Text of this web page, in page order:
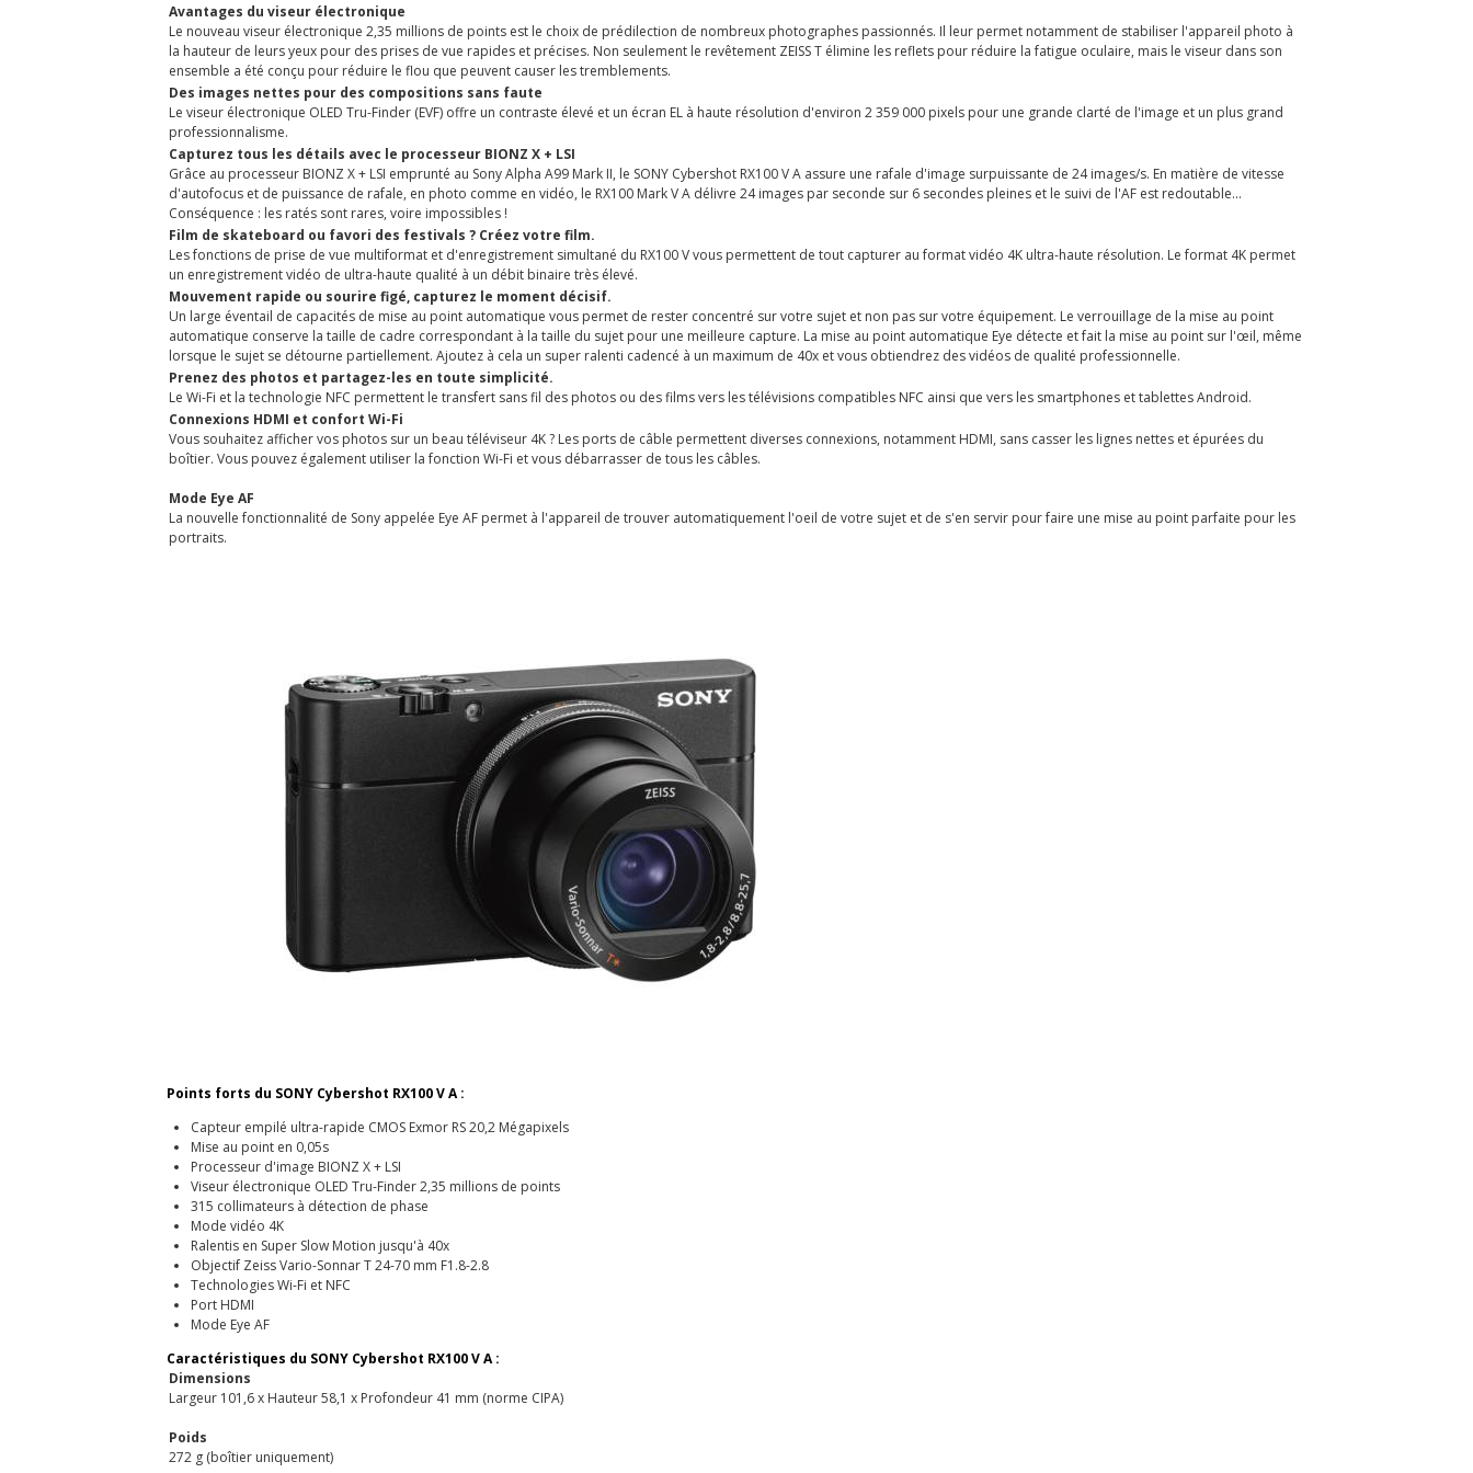
Avantages du viseur électronique
Le nouveau viseur électronique 2,35 millions de points est le choix de prédilection de nombreux photographes passionnés. Il leur permet notamment de stabiliser l'appareil photo à
la hauteur de leurs yeux pour des prises de vue rapides et précises. Non seulement le revêtement ZEISS T élimine les reflets pour réduire la fatigue oculaire, mais le viseur dans son
ensemble a été conçu pour réduire le flou que peuvent causer les tremblements.
Des images nettes pour des compositions sans faute
Le viseur électronique OLED Tru-Finder (EVF) offre un contraste élevé et un écran EL à haute résolution d'environ 2 359 000 pixels pour une grande clarté de l'image et un plus grand
professionnalisme.
Capturez tous les détails avec le processeur BIONZ X + LSI
Grâce au processeur BIONZ X + LSI emprunté au Sony Alpha A99 Mark II, le SONY Cybershot RX100 V A assure une rafale d'image surpuissante de 24 images/s. En matière de vitesse
d'autofocus et de puissance de rafale, en photo comme en vidéo, le RX100 Mark V A délivre 24 images par seconde sur 6 secondes pleines et le suivi de l'AF est redoutable...
Conséquence : les ratés sont rares, voire impossibles !
Film de skateboard ou favori des festivals ? Créez votre film.
Les fonctions de prise de vue multiformat et d'enregistrement simultané du RX100 V vous permettent de tout capturer au format vidéo 4K ultra-haute résolution. Le format 4K permet
un enregistrement vidéo de ultra-haute qualité à un débit binaire très élevé.
Mouvement rapide ou sourire figé, capturez le moment décisif.
Un large éventail de capacités de mise au point automatique vous permet de rester concentré sur votre sujet et non pas sur votre équipement. Le verrouillage de la mise au point
automatique conserve la taille de cadre correspondant à la taille du sujet pour une meilleure capture. La mise au point automatique Eye détecte et fait la mise au point sur l'œil, même
lorsque le sujet se détourne partiellement. Ajoutez à cela un super ralenti cadencé à un maximum de 40x et vous obtiendrez des vidéos de qualité professionnelle.
Prenez des photos et partagez-les en toute simplicité.
Le Wi-Fi et la technologie NFC permettent le transfert sans fil des photos ou des films vers les télévisions compatibles NFC ainsi que vers les smartphones et tablettes Android.
Connexions HDMI et confort Wi-Fi
Vous souhaitez afficher vos photos sur un beau téléviseur 4K ? Les ports de câble permettent diverses connexions, notamment HDMI, sans casser les lignes nettes et épurées du
boîtier. Vous pouvez également utiliser la fonction Wi-Fi et vous débarrasser de tous les câbles.
Mode Eye AF
La nouvelle fonctionnalité de Sony appelée Eye AF permet à l'appareil de trouver automatiquement l'oeil de votre sujet et de s'en servir pour faire une mise au point parfaite pour les
portraits.
Points forts du SONY Cybershot RX100 V A :
Capteur empilé ultra-rapide CMOS Exmor RS 20,2 Mégapixels
Mise au point en 0,05s
Processeur d'image BIONZ X + LSI
Viseur électronique OLED Tru-Finder 2,35 millions de points
315 collimateurs à détection de phase
Mode vidéo 4K
Ralentis en Super Slow Motion jusqu'à 40x
Objectif Zeiss Vario-Sonnar T 24-70 mm F1.8-2.8
Technologies Wi-Fi et NFC
Port HDMI
Mode Eye AF
Caractéristiques du SONY Cybershot RX100 V A :
Dimensions
Largeur 101,6 x Hauteur 58,1 x Profondeur 41 mm (norme CIPA)
Poids
272 g (boîtier uniquement)